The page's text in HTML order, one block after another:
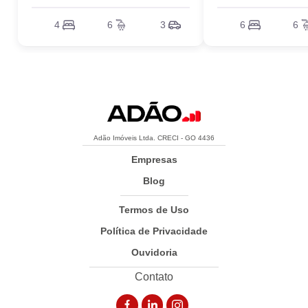
4 6 3 6 6
Adão Imóveis Ltda. CRECI - GO 4436
Empresas
Blog
Termos de Uso
Política de Privacidade
Ouvidoria
Contato